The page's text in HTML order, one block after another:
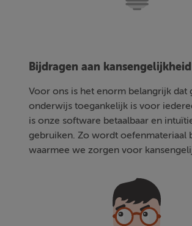
Bijdragen aan kansengelijkheid
Voor ons is het enorm belangrijk dat
onderwijs toegankelijk is voor
is onze software betaalbaar en
gebruiken. Zo wordt oefenmateriaal
waarmee we zorgen voor